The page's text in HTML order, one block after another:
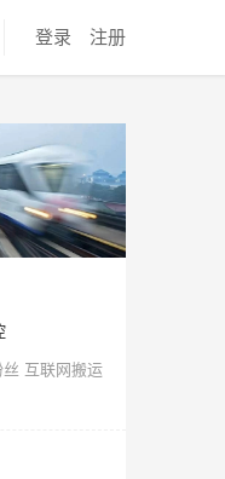
登录 注册
互联网搬运